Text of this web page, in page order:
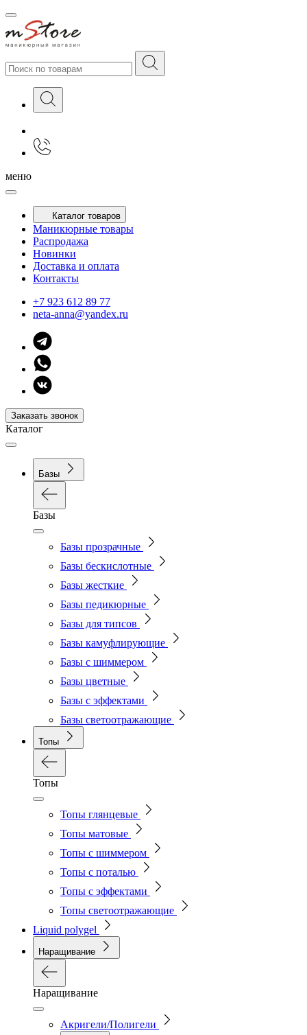
меню
Каталог товаров
Маникюрные товары
Распродажа
Новинки
Доставка и оплата
Контакты
+7 923 612 89 77
neta-anna@yandex.ru
Заказать звонок
Каталог
Базы
Базы
Базы прозрачные
Базы бескислотные
Базы жесткие
Базы педикюрные
Базы для типсов
Базы камуфлирующие
Базы с шиммером
Базы цветные
Базы с эффектами
Базы светоотражающие
Топы
Топы
Топы глянцевые
Топы матовые
Топы с шиммером
Топы с поталью
Топы с эффектами
Топы светоотражающие
Liquid polygel
Наращивание
Наращивание
Акригели/Полигели